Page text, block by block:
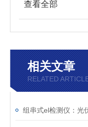
查看全部
相关文章
RELATED